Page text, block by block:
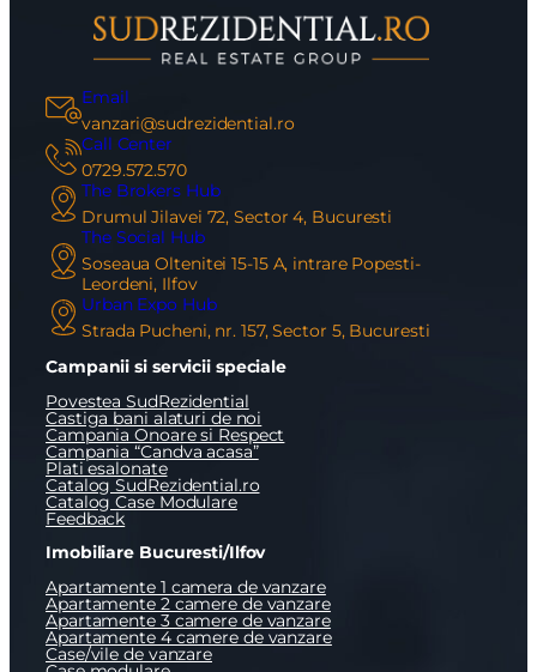
450 €/luna (Nu se aplica TVA)
2 camere
Paduraru Stefan
Email
Call Center
0729.572.570
The Brokers Hub
Drumul Jilavei 72, Sector 4, Bucuresti
The Social Hub
Soseaua Oltenitei 15-15 A, intrare Popesti-
Leordeni, Ilfov
Strada Pucheni, nr. 157, Sector 5, Bucuresti
Campanii si servicii speciale
Povestea SudRezidential